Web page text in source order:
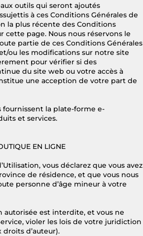
outils qui seront ajoutés
à ces Conditions Générales de
la plus récente des Conditions
cette page. Nous nous réservons le
partie de ces Conditions Générales
ou les modifications sur notre site
pour vérifier si des
du site web ou votre accès à
une acception de votre part de
fournissent la plate-forme e-
et services.
EN LIGNE
vous déclarez que vous avez
de résidence, et que vous nous
personne d’âge mineur à votre
autorisée est interdite, et vous ne
violer les lois de votre juridiction
d’auteur).